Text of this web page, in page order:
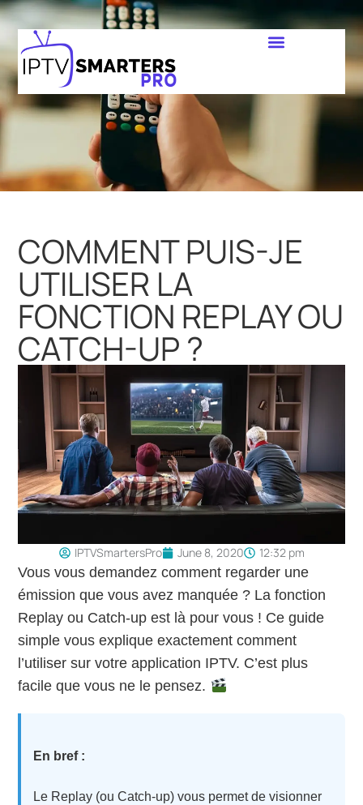
COMMENT PUIS-JE
UTILISER LA
FONCTION REPLAY OU
CATCH-UP ?
IPTVSmartersPro June 8, 2020 12:32 pm
Vous vous demandez comment regarder une
émission que vous avez manquée ? La fonction
Replay ou Catch-up est là pour vous ! Ce guide
simple vous explique exactement comment
l’utiliser sur votre application IPTV. C’est plus
facile que vous ne le pensez.
En bref :
Le Replay (ou Catch-up) vous permet de visionner